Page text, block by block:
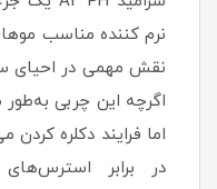
نرم کننده مناسب
نقش مهمی در احیای
اگرچه این چربی
اما فرایند دکلره کردن
در برابر